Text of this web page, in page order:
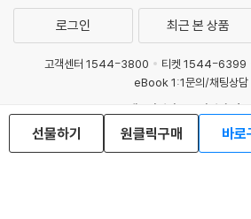
선물하기 원클릭구매 바로
로그인 최근 본 상품
고객센터 1544-3800 티켓 1544-6399
eBook 1:1문의/채팅상담
예스이십사(주) 사업자 정보
이용약관
개인정보처리방침
청
PC버전
회사소개
거래처